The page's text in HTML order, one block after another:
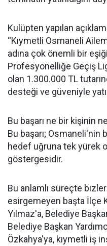
Kulüpten yapılan
“Kıymetli Osmaneli
adına çok önemli bir
Profesyonelliğe Geçiş
olan 1.300.000 TL
desteği ve güveniyle
Bu başarı ne bir kişinin
Bu başarı; Osmaneli'nin
hedef uğruna tek yürek
göstergesidir.
Bu anlamlı süreçte
esirgemeyen başta İlçe
Yılmaz'a, Belediye
Belediye Başkan
Özkahya'ya, kıymetli iş